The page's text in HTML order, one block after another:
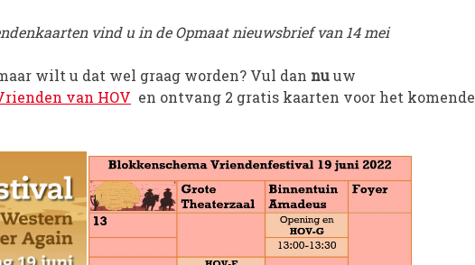
vind u in de Opmaat nieuwsbrief van 14 mei
wilt u dat wel graag worden? Vul dan nuuw
van HOV en ontvang 2 gratis kaarten voor het komende